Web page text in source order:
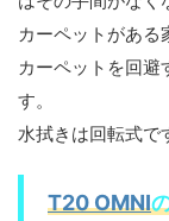
カーペットがある
カーペットを回
す。
水拭きは回転式で
T20 OMNI